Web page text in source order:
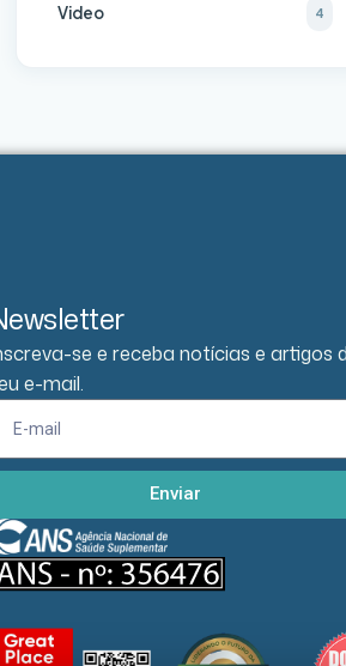
Video 4
se e receba notícias e artigos
e-mail.
Enviar